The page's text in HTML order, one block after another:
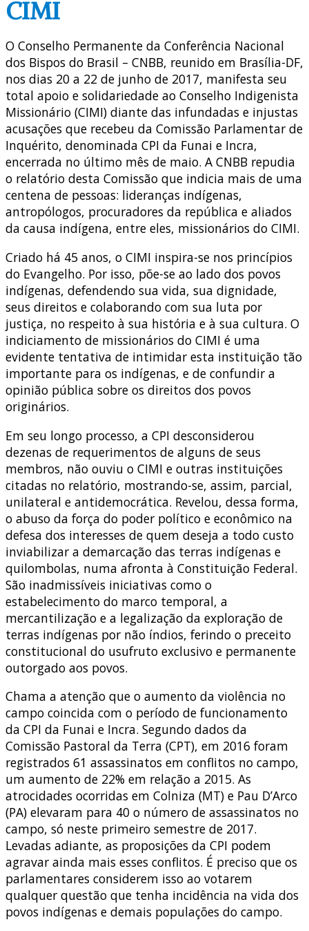
CIMI
O Conselho Permanente da Conferência Nacional
dos Bispos do Brasil – CNBB, reunido em Brasília-DF,
nos dias 20 a 22 de junho de 2017, manifesta seu
total apoio e solidariedade ao Conselho Indigenista
Missionário (CIMI) diante das infundadas e injustas
acusações que recebeu da Comissão Parlamentar de
Inquérito, denominada CPI da Funai e Incra,
encerrada no último mês de maio. A CNBB repudia
o relatório desta Comissão que indicia mais de uma
centena de pessoas: lideranças indígenas,
antropólogos, procuradores da república e aliados
da causa indígena, entre eles, missionários do CIMI.
Criado há 45 anos, o CIMI inspira-se nos princípios
do Evangelho. Por isso, põe-se ao lado dos povos
indígenas, defendendo sua vida, sua dignidade,
seus direitos e colaborando com sua luta por
justiça, no respeito à sua história e à sua cultura. O
indiciamento de missionários do CIMI é uma
evidente tentativa de intimidar esta instituição tão
importante para os indígenas, e de confundir a
opinião pública sobre os direitos dos povos
originários.
Em seu longo processo, a CPI desconsiderou
dezenas de requerimentos de alguns de seus
membros, não ouviu o CIMI e outras instituições
citadas no relatório, mostrando-se, assim, parcial,
unilateral e antidemocrática. Revelou, dessa forma,
o abuso da força do poder político e econômico na
defesa dos interesses de quem deseja a todo custo
inviabilizar a demarcação das terras indígenas e
quilombolas, numa afronta à Constituição Federal.
São inadmissíveis iniciativas como o
estabelecimento do marco temporal, a
mercantilização e a legalização da exploração de
terras indígenas por não índios, ferindo o preceito
constitucional do usufruto exclusivo e permanente
outorgado aos povos.
Chama a atenção que o aumento da violência no
campo coincida com o período de funcionamento
da CPI da Funai e Incra. Segundo dados da
Comissão Pastoral da Terra (CPT), em 2016 foram
registrados 61 assassinatos em conflitos no campo,
um aumento de 22% em relação a 2015. As
atrocidades ocorridas em Colniza (MT) e Pau D’Arco
(PA) elevaram para 40 o número de assassinatos no
campo, só neste primeiro semestre de 2017.
Levadas adiante, as proposições da CPI podem
agravar ainda mais esses conflitos. É preciso que os
parlamentares considerem isso ao votarem
qualquer questão que tenha incidência na vida dos
povos indígenas e demais populações do campo.